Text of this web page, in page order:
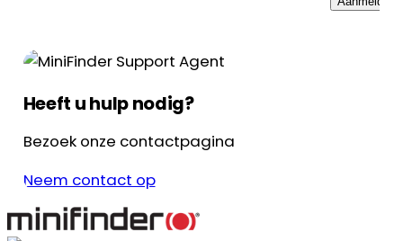
Heeft u hulp nodig?
Bezoek onze contactpagina
Neem contact op